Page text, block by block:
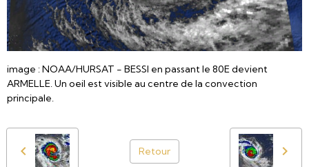
image : NOAA/HURSAT - BESSI en passant le 80E devient
ARMELLE. Un oeil est visible au centre de la convection
principale.
Retour